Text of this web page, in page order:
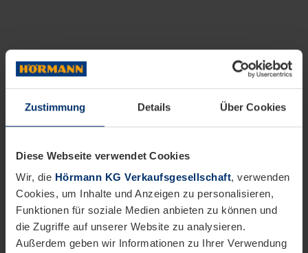
Zustimmung Details Über Cookies
Diese Webseite verwendet Cookies
Wir, die Hörmann KG Verkaufsgesellschaft, verwenden
Cookies, um Inhalte und Anzeigen zu personalisieren,
Funktionen für soziale Medien anbieten zu können und
die Zugriffe auf unserer Website zu analysieren.
Außerdem geben wir Informationen zu Ihrer Verwendung